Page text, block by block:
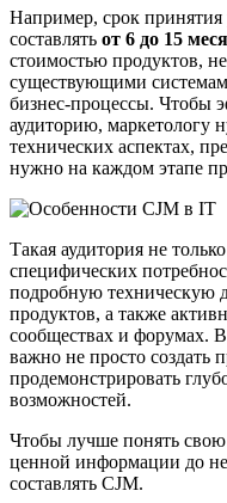
Например, срок
составлять от 6 до 15
стоимостью продуктов,
существующими
бизнес-процессы. Чтобы
аудиторию, маркетологу
технических аспектах,
нужно на каждом этапе
Такая аудитория не
специфических
подробную техническую
продуктов, а также
сообществах и форумах.
важно не просто создать
продемонстрировать
возможностей.
Чтобы лучше понять
ценной информации до
составлять CJM.